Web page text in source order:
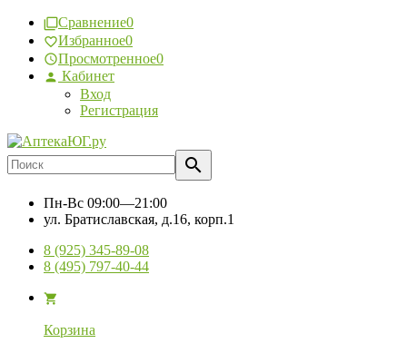
Сравнение0
Избранное0
Просмотренное0
Кабинет
Вход
Регистрация
Пн-Вс 09:00—21:00
ул. Братиславская, д.16, корп.1
8 (925) 345-89-08
8 (495) 797-40-44
Корзина